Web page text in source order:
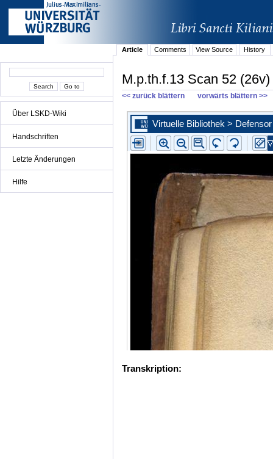
Über LSKD-Wiki
Handschriften
Letzte Änderungen
Hilfe
Article Comments View Source History
M.p.th.f.13 Scan 52 (26v)
<< zurück blättern vorwärts blättern >>
Transkription: